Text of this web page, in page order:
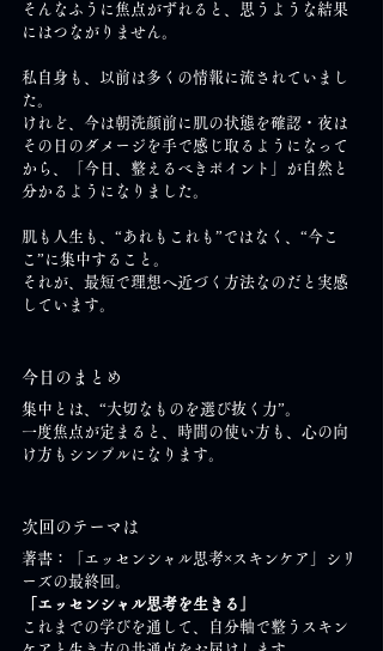
そんなふうに焦点がずれると、思うような結果
にはつながりません。
私自身も、以前は多くの情報に流されていまし
た。
けれど、今は朝洗顔前に肌の状態を確認・夜は
その日のダメージを手で感じ取るようになって
から、「今日、整えるべきポイント」が自然と
分かるようになりました。
肌も人生も、“あれもこれも”ではなく、“今こ
こ”に集中すること。
それが、最短で理想へ近づく方法なのだと実感
しています。
今日のまとめ
集中とは、“大切なものを選び抜く力”。
一度焦点が定まると、時間の使い方も、心の向
け方もシンプルになります。
次回のテーマは
著書：「エッセンシャル思考×スキンケア」シリ
ーズの最終回。
「エッセンシャル思考を生きる」
これまでの学びを通して、自分軸で整うスキン